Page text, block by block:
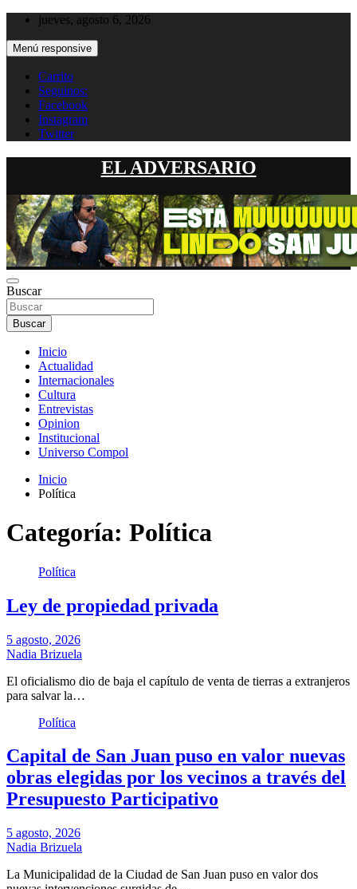
Saltar
contenido
jueves, agosto 6, 2026
Menú responsive
Carrito
Seguinos:
Facebook
Instagram
Twitter
EL ADVERSARIO
Buscar
Buscar
Inicio
Actualidad
Internacionales
Cultura
Entrevistas
Opinion
Institucional
Universo Compol
Inicio
Política
Categoría: Política
Política
Ley de propiedad privada
5 agosto, 2026
Nadia Brizuela
El oficialismo dio de baja el capítulo de venta de tierras a extranjeros
para salvar la…
Política
Capital de San Juan puso en valor nuevas
obras elegidas por los vecinos a través del
Presupuesto Participativo
5 agosto, 2026
Nadia Brizuela
La Municipalidad de la Ciudad de San Juan puso en valor dos